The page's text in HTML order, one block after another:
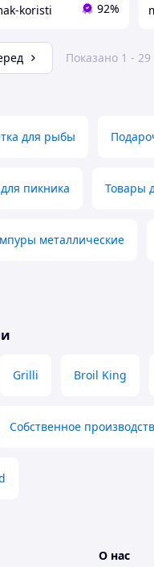
koristi 92%
Показано 1 -
для рыбы
пикника Товары
металлические
Grilli Broil King
Собственное
О нас